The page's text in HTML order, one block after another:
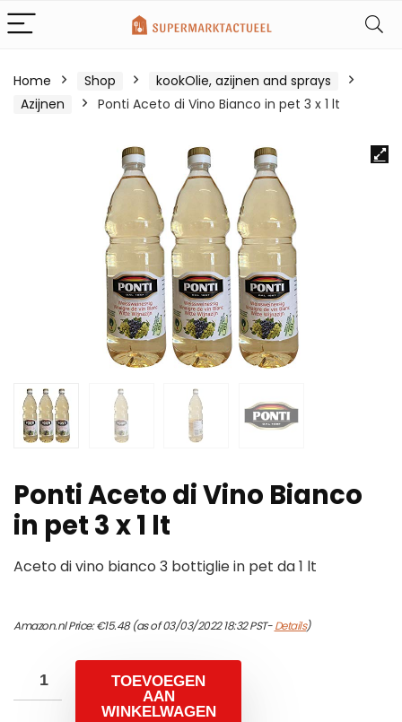
Home Shop
kookOlie, azijnen and sprays
Azijnen
Ponti Aceto di Vino Bianco in pet 3 x 1 lt
Ponti Aceto di Vino Bianco
in pet 3 x 1 lt
Aceto di vino bianco 3 bottiglie in pet da 1 lt
Amazon.nl Price:€15.48(as of 03/03/2022 18:32 PST-Details)
TOEVOEGEN
AAN
WINKELWAGEN